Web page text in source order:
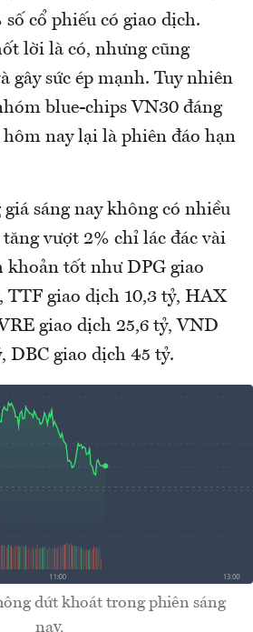
cổ phiếu có giao dịch.
lời là có, nhưng cũng
gây sức ép mạnh. Tuy nhiên
blue-chips VN30 đáng
nay lại là phiên đáo hạn
sáng nay không có nhiều
vượt 2% chỉ lác đác vài
khoản tốt như DPG giao
TTF giao dịch 10,3 tỷ, HAX
giao dịch 25,6 tỷ, VND
DBC giao dịch 45 tỷ.
dứt khoát trong phiên sáng
nay.